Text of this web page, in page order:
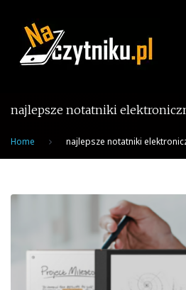
content
najlepsze notatniki
Home najlepsze notatniki
Tag:
najlepsze
notatniki
elektroniczne